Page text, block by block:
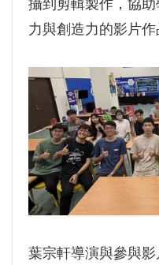
攝到剪輯製作，協
力與創造力的影片作
葉宗軒導演與參與